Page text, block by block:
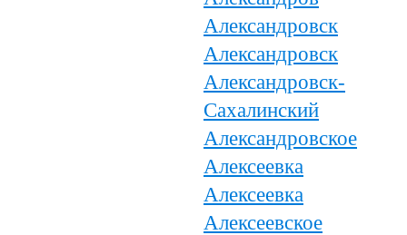
Александровск
Александровск
Александровск-
Сахалинский
Александровское
Алексеевка
Алексеевка
Алексеевское